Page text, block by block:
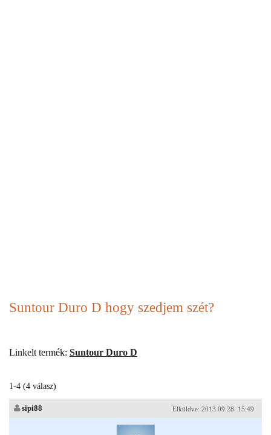
Suntour Duro D hogy szedjem szét?
Linkelt termék: Suntour Duro D
1-4 (4 válasz)
Elküldve: 2013.09.28. 15:49
sipi88